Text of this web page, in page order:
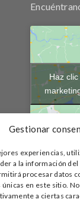
Gestionar
experiencias,
a la información
procesar datos
en este sitio.
a ciertas
Haz
protección